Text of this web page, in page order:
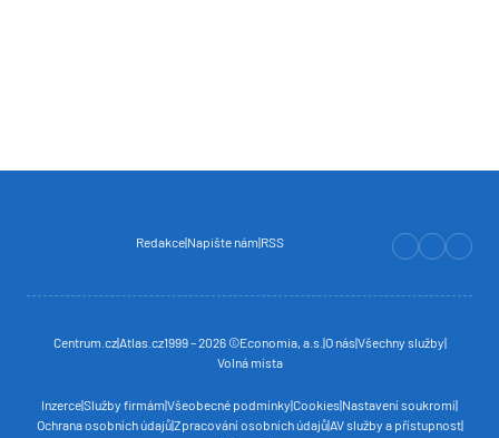
RedakceNapište námRSS
Centrum.czAtlas.cz1999 – 2026 ©Economia, a.s. O násVšechny služby
Volná místa
InzerceSlužby firmám Všeobecné podmínky Cookies Nastavení soukromí
Ochrana osobních údajůZpracování osobních údajůAV služby a přístupnost